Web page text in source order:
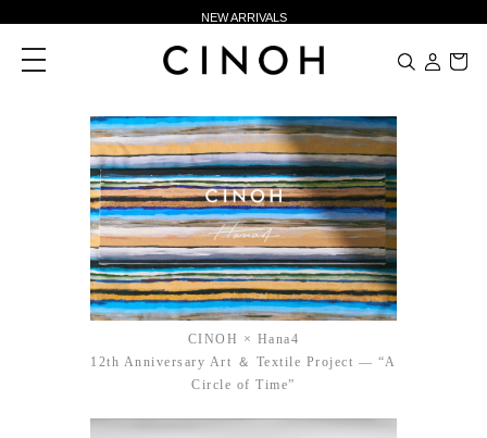
新規会員登録500ポイントプレゼント
ニュースレター登録で¥1,000クーポン進呈
NEW ARRIVALS
新規会員登録500ポイントプレゼント
ニュースレター登録で¥1,000クーポン進呈
toggle
navigation
CINOH × Hana4
12th Anniversary Art ＆ Textile Project — “A
Circle of Time”